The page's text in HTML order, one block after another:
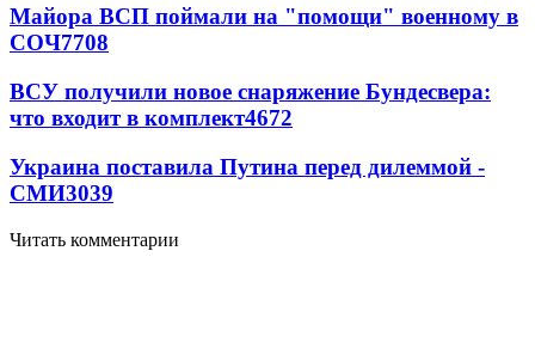
Майора ВСП поймали на "помощи" военному в
СОЧ7708
ВСУ получили новое снаряжение Бундесвера:
что входит в комплект4672
Украина поставила Путина перед дилеммой -
СМИ3039
Читать комментарии